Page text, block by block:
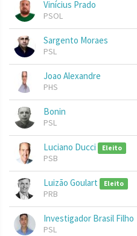
Vinícius Prado
PSOL
Sargento Moraes
PSL
Joao Alexandre
PHS
Bonin
PSL
Luciano Ducci Eleito
PSB
Luizão Goulart Eleito
PRB
Investigador Brasil Filho
PSL